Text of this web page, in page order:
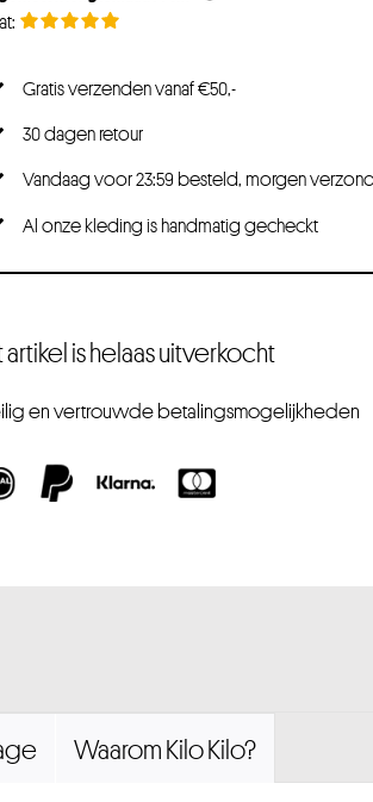
Gratis verzenden vanaf €50,-
30 dagen retour
Vandaag voor 23:59 besteld, morgen
Al onze kleding is handmatig gecheckt
artikel is helaas uitverkocht
en vertrouwde betalingsmogelijkheden
Waarom Kilo Kilo?